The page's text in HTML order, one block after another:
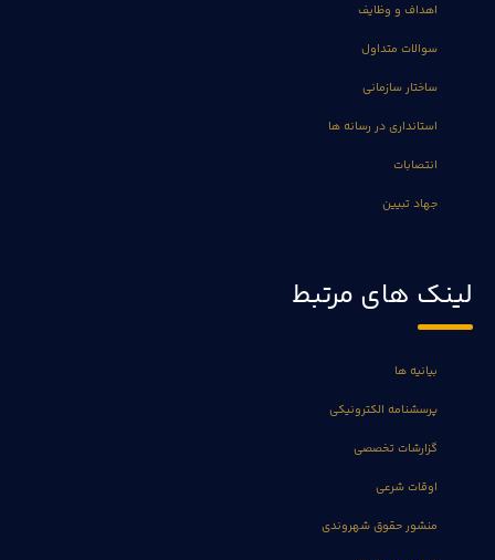
اهداف و وظایف
سوالات متداول
ساختار سازمانی
استانداری در رسانه ها
انتصابات
جهاد تبیین
لینک های مرتبط
بیانیه ها
پرسشنامه الکترونیکی
گزارشات تخصصی
اوقات شرعی
منشور حقوق شهروندی